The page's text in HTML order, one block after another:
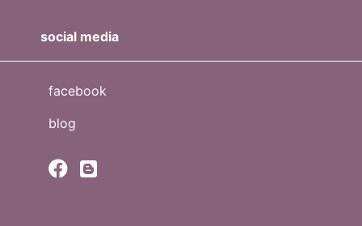
social media
facebook
blog